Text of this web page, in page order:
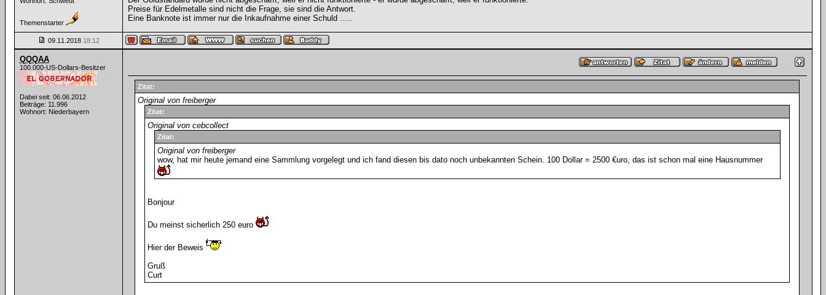
Themenstarter
Preise für Edelmetalle sind nicht die Frage, sie sind die Antwort.
Eine Banknote ist immer nur die Inkaufnahme einer Schuld .....
09.11.2018 18:12
QQQAA
100.000-US-Dollars-Besitzer
Dabei seit: 06.06.2012
Beiträge: 11.996
Wohnort: Niederbayern
Zitat:
Original von freiberger
Zitat:
Original von cebcollect
Zitat:
Original von freiberger
wow, hat mir heute jemand eine Sammlung vorgelegt und ich fand diesen bis dato noch unbekannten Schein. 100 Dollar = 2500 €uro, das ist schon mal eine Hausnummer
Bonjour
Du meinst sicherlich 250 euro
Hier der Beweis
Gruß
Curt